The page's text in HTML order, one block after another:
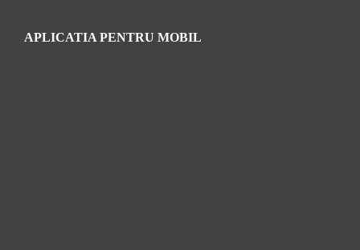
APLICATIA PENTRU MOBIL